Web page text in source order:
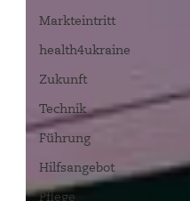
Markteintritt
health4ukraine
Zukunft
Technik
Führung
Hilfsangebot
Pflege